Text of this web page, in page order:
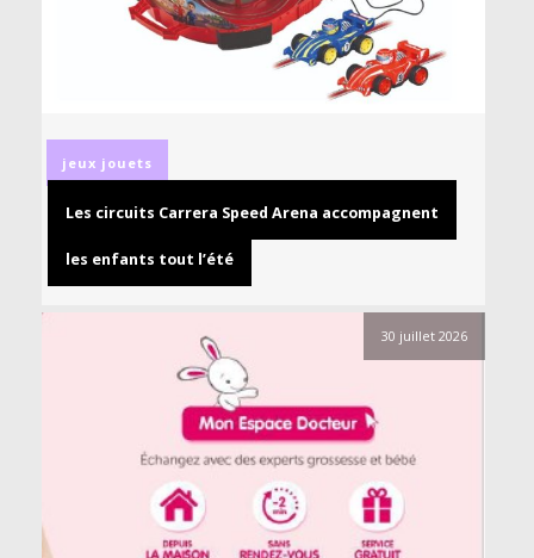
jeux jouets
Les circuits Carrera Speed Arena accompagnent
les enfants tout l’été
30 juillet 2026